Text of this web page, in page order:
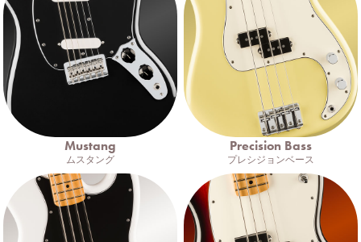
Mustang
ムスタング
Precision Bass
プレシジョンベース